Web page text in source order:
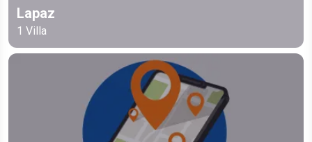
Lapaz
1 Villa